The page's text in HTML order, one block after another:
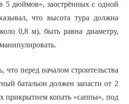
5 дюймов», заострённых с одной
что высота тура должна
0,8 м), быть равна диаметру,
что перед началом строительства
батальон должен запасти от 2
прикрытием копать «саппы», под